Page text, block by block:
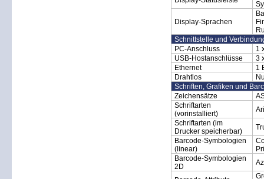
Display-Sprachen
Schnittstelle und
PC-Anschluss
1
USB-Hostanschlüsse
3
Ethernet
1
Drahtlos
Schriften, Grafiken und
Zeichensätze
Schriftarten
(vorinstalliert)
Schriftarten (im
Drucker speicherbar)
Barcode-Symbologien
(linear)
Barcode-Symbologien
2D